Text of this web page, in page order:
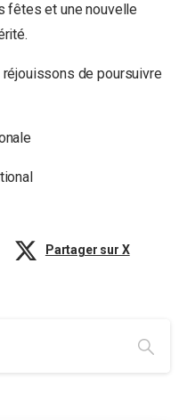
fêtes et une nouvelle
de poursuivre
Partager sur X